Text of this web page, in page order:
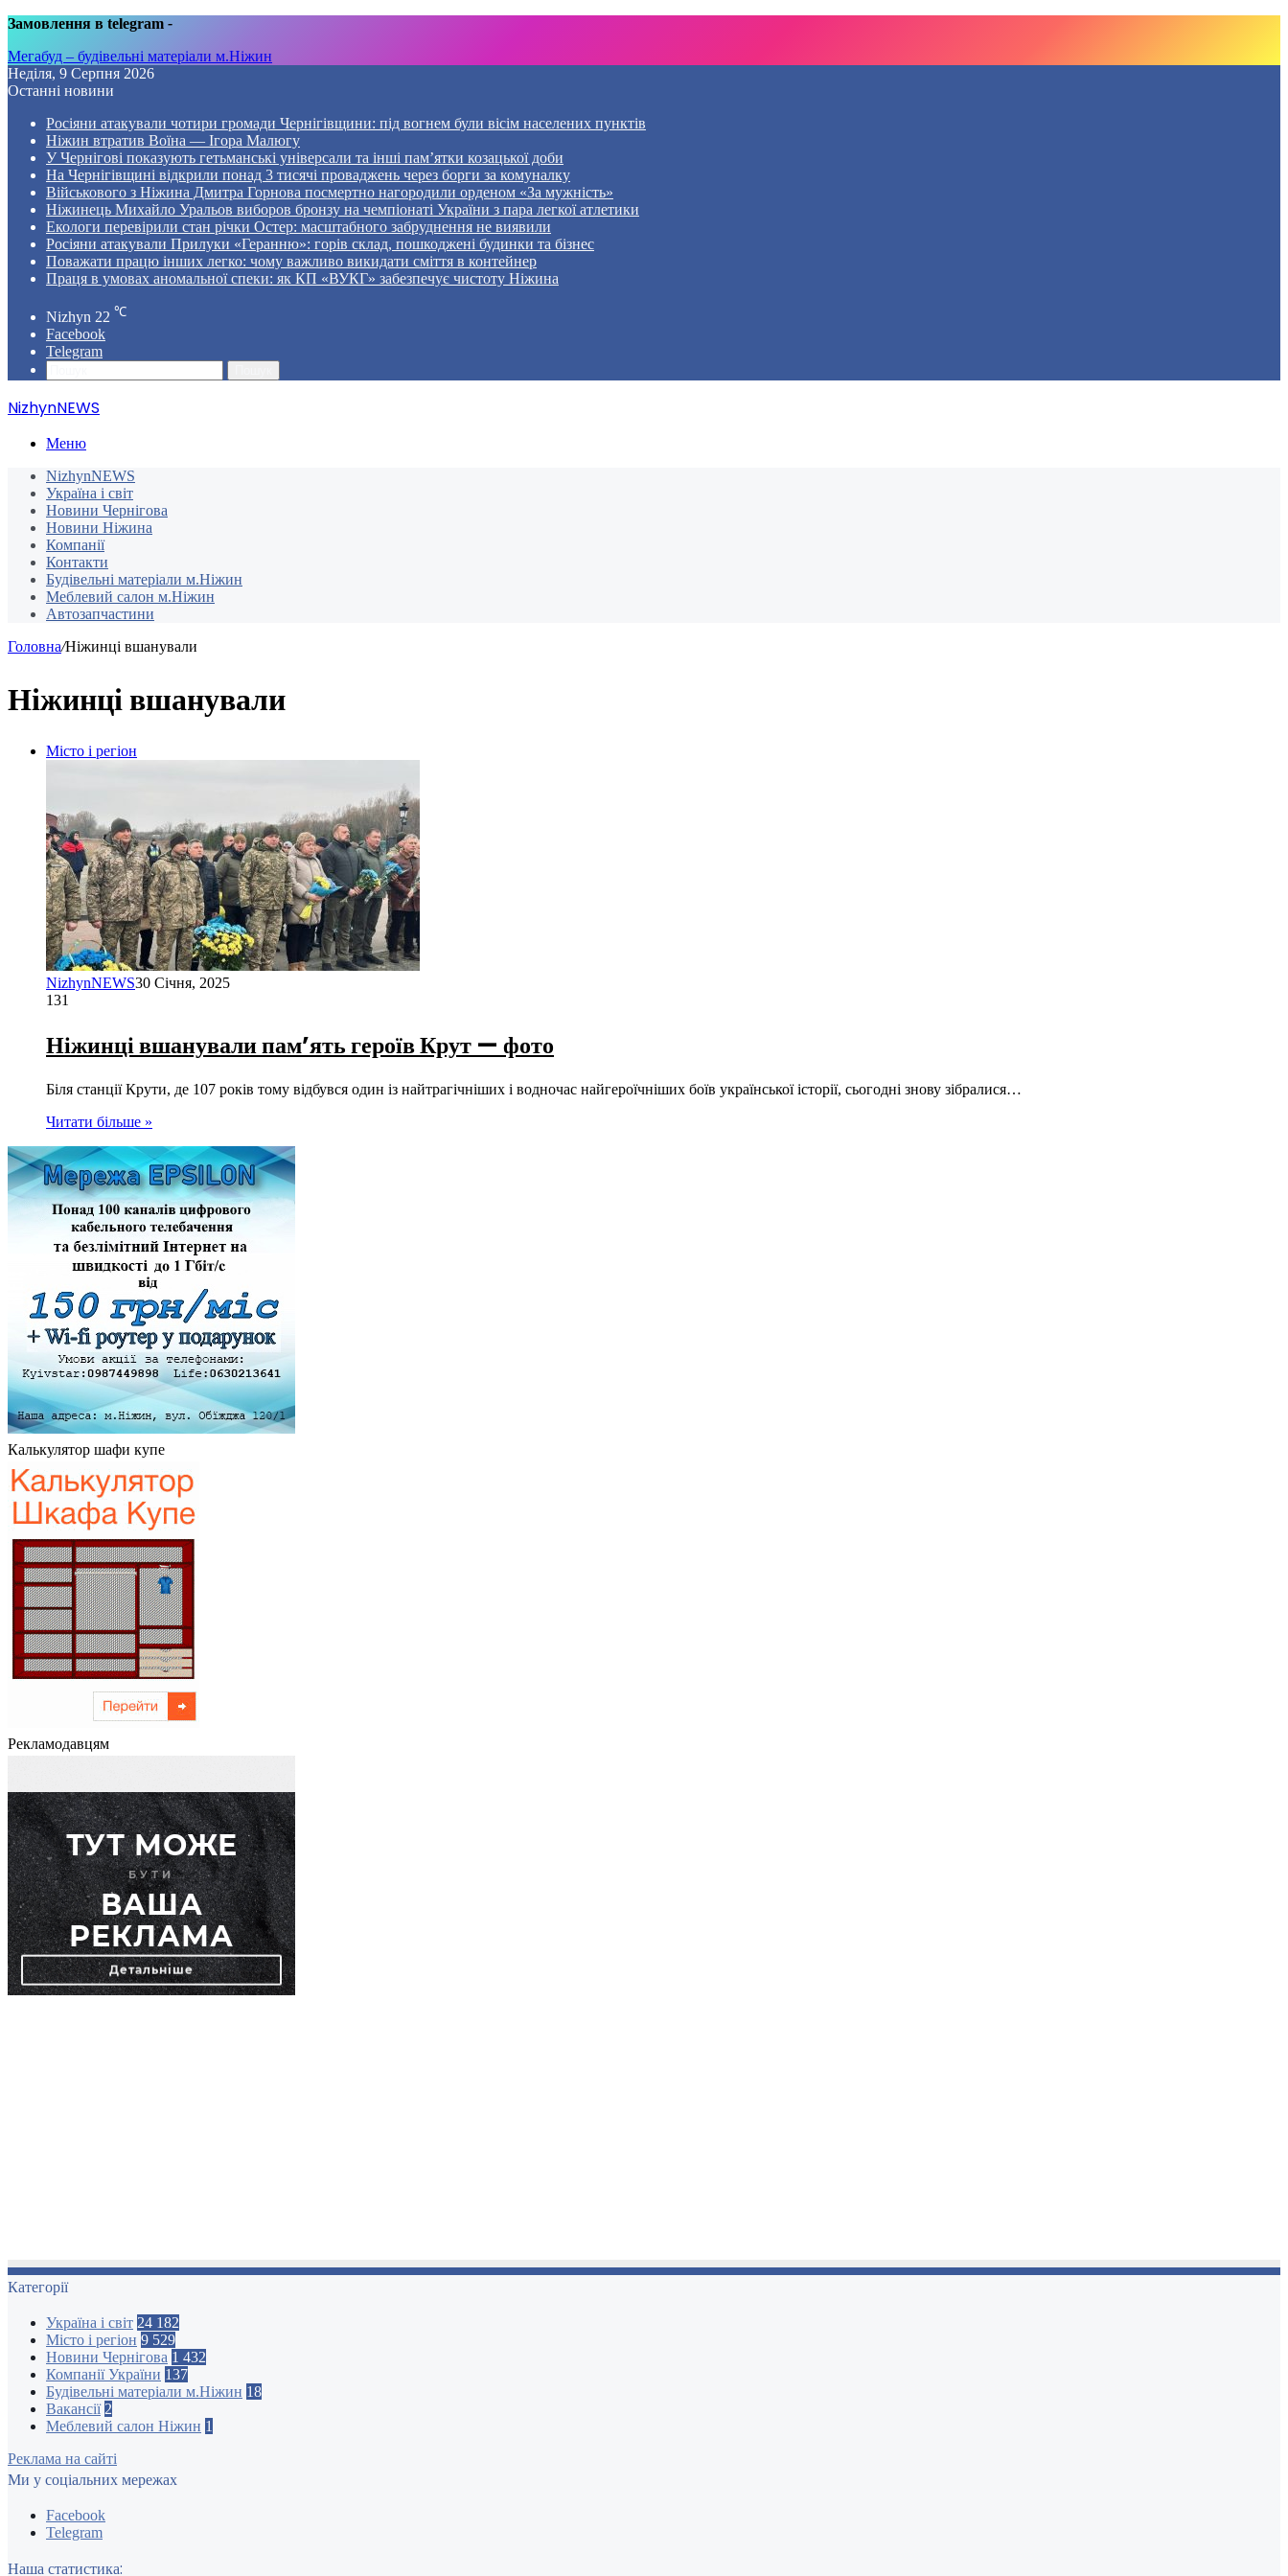
Замовлення в telegram -
Мегабуд – будівельні матеріали м.Ніжин
Неділя, 9 Серпня 2026
Останні новини
Росіяни атакували чотири громади Чернігівщини: під вогнем були вісім населених пунктів
Ніжин втратив Воїна — Ігора Малюгу
У Чернігові показують гетьманські універсали та інші пам’ятки козацької доби
На Чернігівщині відкрили понад 3 тисячі проваджень через борги за комуналку
Військового з Ніжина Дмитра Горнова посмертно нагородили орденом «За мужність»
Ніжинець Михайло Уральов виборов бронзу на чемпіонаті України з пара легкої атлетики
Екологи перевірили стан річки Остер: масштабного забруднення не виявили
Росіяни атакували Прилуки «Геранню»: горів склад, пошкоджені будинки та бізнес
Поважати працю інших легко: чому важливо викидати сміття в контейнер
Праця в умовах аномальної спеки: як КП «ВУКГ» забезпечує чистоту Ніжина
Nizhyn 22 ℃
Facebook
Telegram
NizhynNEWS
Меню
NizhynNEWS
Україна і світ
Новини Чернігова
Новини Ніжина
Компанії
Контакти
Будівельні матеріали м.Ніжин
Меблевий салон м.Ніжин
Автозапчастини
Головна/Ніжинці вшанували
Ніжинці вшанували
Місто і регіон
NizhynNEWS30 Січня, 2025
131
Ніжинці вшанували пам’ять героїв Крут — фото
Біля станції Крути, де 107 років тому відбувся один із найтрагічніших і водночас найгероїчніших боїв української історії, сьогодні знову зібралися…
Читати більше »
Калькулятор шафи купе
Рекламодавцям
Категорії
Україна і світ 24 182
Місто і регіон 9 529
Новини Чернігова 1 432
Компанії України 137
Будівельні матеріали м.Ніжин 18
Вакансії 2
Меблевий салон Ніжин 1
Реклама на сайті
Ми у соціальних мережах
Facebook
Telegram
Наша статистика: